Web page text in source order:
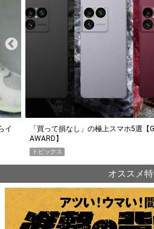
イ
「買って損なし」の極上スマホ5選
AWARD】
トピックス
オススメ